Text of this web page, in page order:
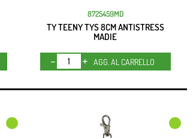
8725459MD
TY TEENY TYS 8CM ANTISTRESS
MADIE
Quantità
AGG. AL CARRELLO